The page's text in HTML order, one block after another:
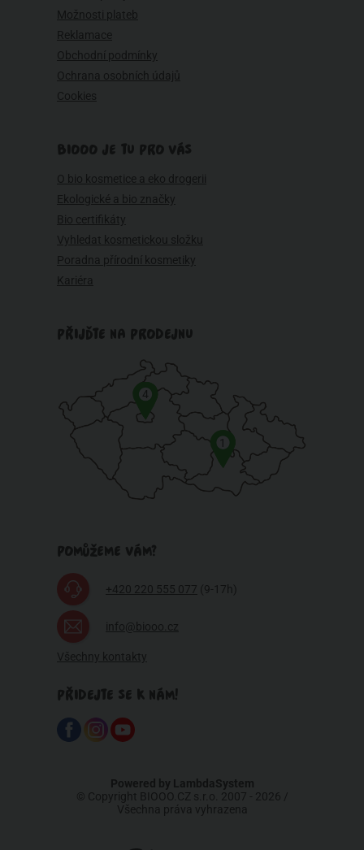
Možnosti plateb
Reklamace
Obchodní podmínky
Ochrana osobních údajů
Cookies
BIOOO JE TU PRO VÁS
O bio kosmetice a eko drogerii
Ekologické a bio značky
Bio certifikáty
Vyhledat kosmetickou složku
Poradna přírodní kosmetiky
Kariéra
PŘIJĎTE NA PRODEJNU
1
4
POMŮŽEME VÁM?
+420 220 555 077 (9-17h)
info@biooo.cz
Všechny kontakty
PŘIDEJTE SE K NÁM!
Powered by LambdaSystem
© Copyright BIOOO.CZ s.r.o. 2007 - 2026 /
Všechna práva vyhrazena